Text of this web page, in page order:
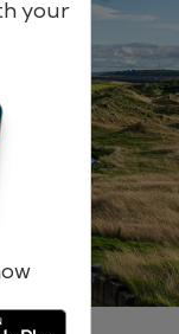
your
oublié ?